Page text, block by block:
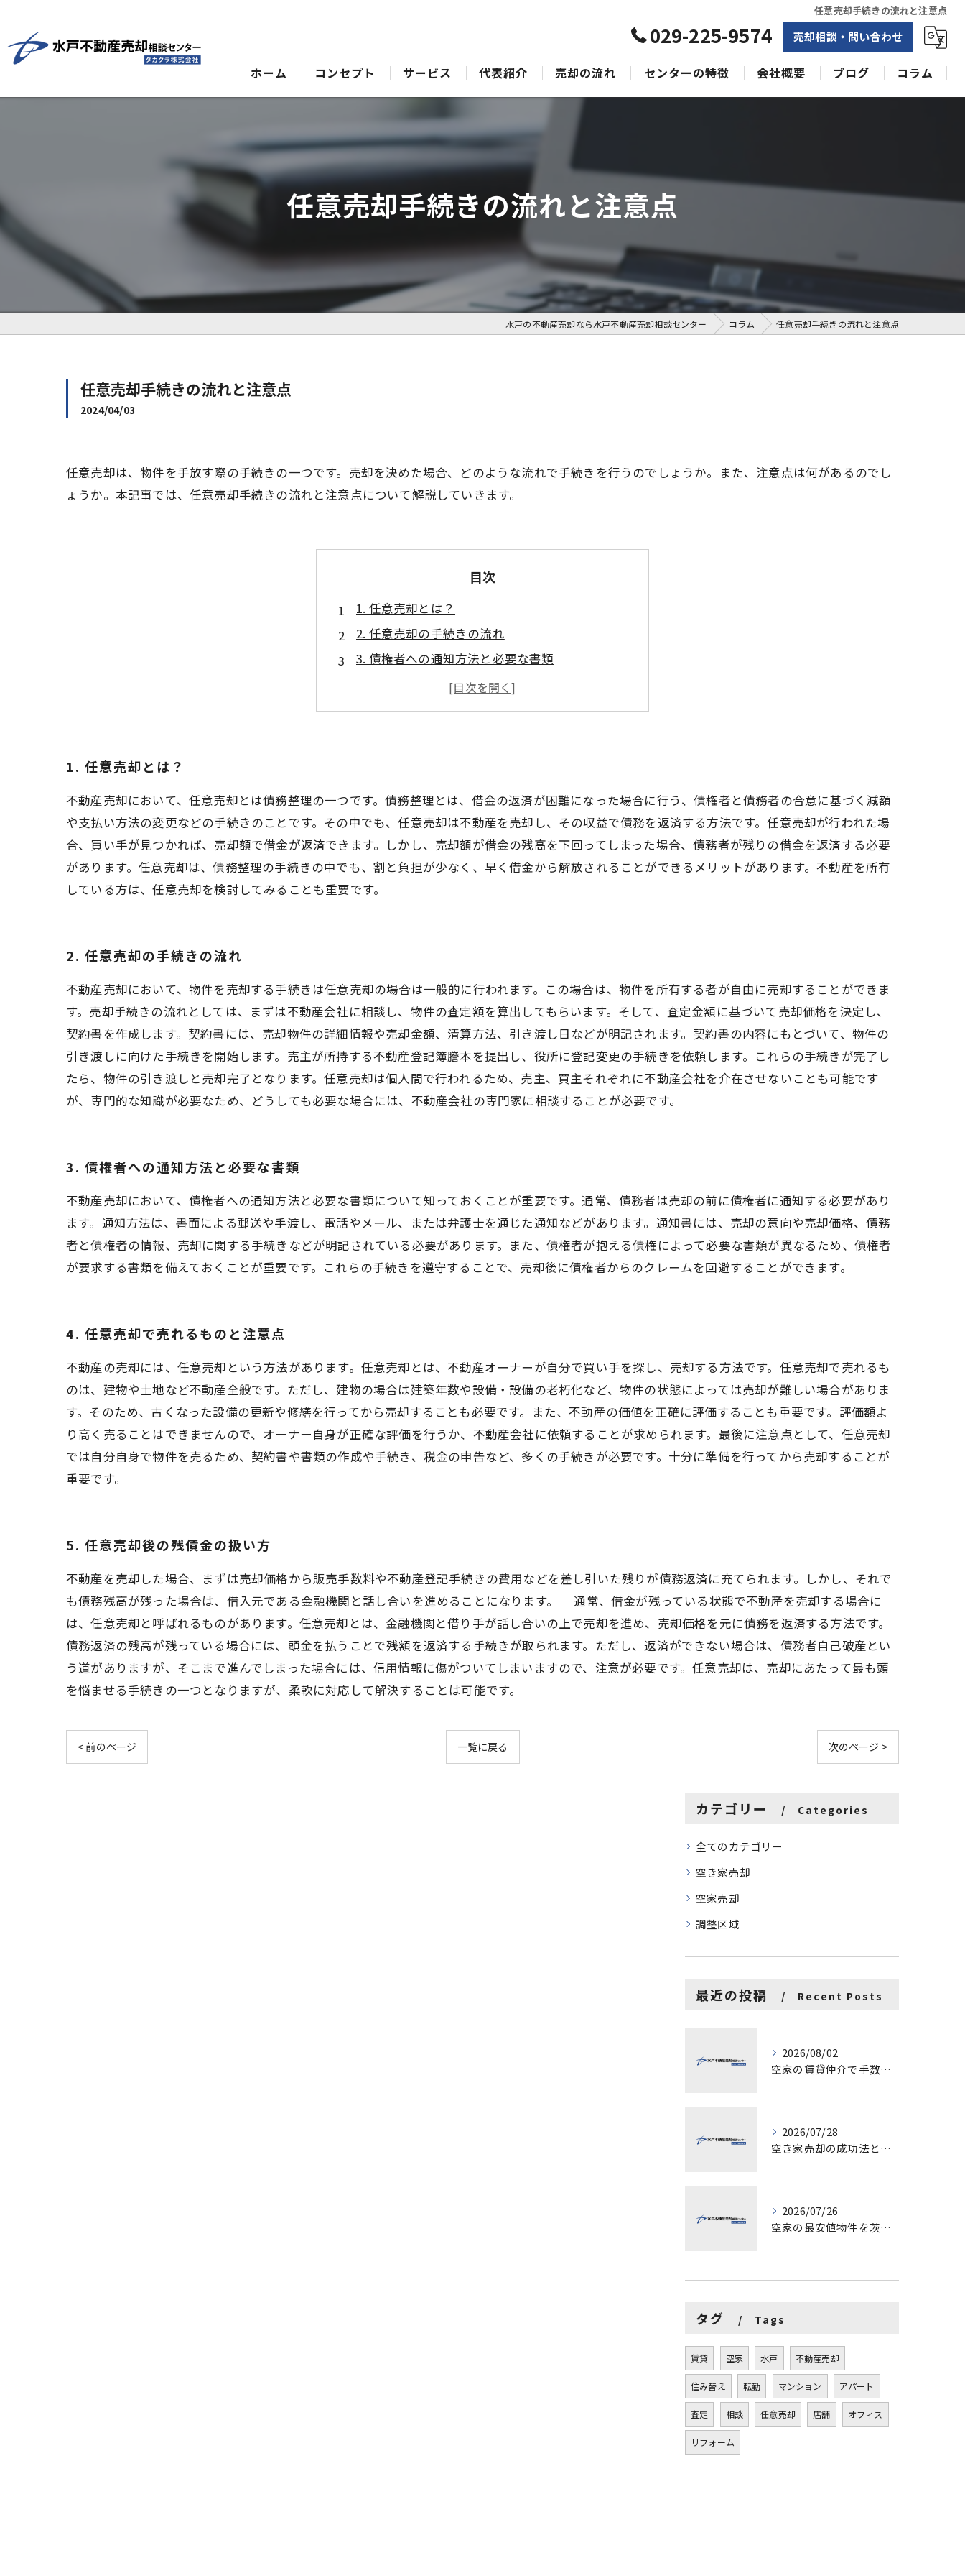
任意売却手続きの流れと注意点
029-225-9574 売却相談・問い合わせ
ホーム コンセプト
水戸の不動産売却･水戸不動産売却相談センターのサポート
水戸の不動産売却･水戸不動産売却相談センターの最適なアドバイス
サービス 代表紹介 売却の流れ センターの特徴
戸建て
収益物件
会社概要 ブログ コラム
任意売却手続きの流れと注意点
水戸の不動産売却なら水戸不動産売却相談センター コラム 任意売却手続きの流れと注意点
任意売却手続きの流れと注意点
2024/04/03
任意売却は、物件を手放す際の手続きの一つです。売却を決めた場合、どのような流れで手続きを行うのでしょうか。また、注意点は何があるのでし
ょうか。本記事では、任意売却手続きの流れと注意点について解説していきます。
目次
1. 任意売却とは？
2. 任意売却の手続きの流れ
3. 債権者への通知方法と必要な書類
4. 任意売却で売れるものと注意点
5. 任意売却後の残債金の扱い方
1. 任意売却とは？
不動産売却において、任意売却とは債務整理の一つです。債務整理とは、借金の返済が困難になった場合に行う、債権者と債務者の合意に基づく減額
や支払い方法の変更などの手続きのことです。その中でも、任意売却は不動産を売却し、その収益で債務を返済する方法です。任意売却が行われた場
合、買い手が見つかれば、売却額で借金が返済できます。しかし、売却額が借金の残高を下回ってしまった場合、債務者が残りの借金を返済する必要
があります。任意売却は、債務整理の手続きの中でも、割と負担が少なく、早く借金から解放されることができるメリットがあります。不動産を所有
している方は、任意売却を検討してみることも重要です。
2. 任意売却の手続きの流れ
不動産売却において、物件を売却する手続きは任意売却の場合は一般的に行われます。この場合は、物件を所有する者が自由に売却することができま
す。売却手続きの流れとしては、まずは不動産会社に相談し、物件の査定額を算出してもらいます。そして、査定金額に基づいて売却価格を決定し、
契約書を作成します。契約書には、売却物件の詳細情報や売却金額、清算方法、引き渡し日などが明記されます。契約書の内容にもとづいて、物件の
引き渡しに向けた手続きを開始します。売主が所持する不動産登記簿謄本を提出し、役所に登記変更の手続きを依頼します。これらの手続きが完了し
たら、物件の引き渡しと売却完了となります。任意売却は個人間で行われるため、売主、買主それぞれに不動産会社を介在させないことも可能です
が、専門的な知識が必要なため、どうしても必要な場合には、不動産会社の専門家に相談することが必要です。
3. 債権者への通知方法と必要な書類
不動産売却において、債権者への通知方法と必要な書類について知っておくことが重要です。通常、債務者は売却の前に債権者に通知する必要があり
ます。通知方法は、書面による郵送や手渡し、電話やメール、または弁護士を通じた通知などがあります。通知書には、売却の意向や売却価格、債務
者と債権者の情報、売却に関する手続きなどが明記されている必要があります。また、債権者が抱える債権によって必要な書類が異なるため、債権者
が要求する書類を備えておくことが重要です。これらの手続きを遵守することで、売却後に債権者からのクレームを回避することができます。
4. 任意売却で売れるものと注意点
不動産の売却には、任意売却という方法があります。任意売却とは、不動産オーナーが自分で買い手を探し、売却する方法です。任意売却で売れるも
のは、建物や土地など不動産全般です。ただし、建物の場合は建築年数や設備・設備の老朽化など、物件の状態によっては売却が難しい場合がありま
す。そのため、古くなった設備の更新や修繕を行ってから売却することも必要です。また、不動産の価値を正確に評価することも重要です。評価額よ
り高く売ることはできませんので、オーナー自身が正確な評価を行うか、不動産会社に依頼することが求められます。最後に注意点として、任意売却
では自分自身で物件を売るため、契約書や書類の作成や手続き、税金の申告など、多くの手続きが必要です。十分に準備を行ってから売却することが
重要です。
5. 任意売却後の残債金の扱い方
不動産を売却した場合、まずは売却価格から販売手数料や不動産登記手続きの費用などを差し引いた残りが債務返済に充てられます。しかし、それで
も債務残高が残った場合は、借入元である金融機関と話し合いを進めることになります。 通常、借金が残っている状態で不動産を売却する場合に
は、任意売却と呼ばれるものがあります。任意売却とは、金融機関と借り手が話し合いの上で売却を進め、売却価格を元に債務を返済する方法です。
債務返済の残高が残っている場合には、頭金を払うことで残額を返済する手続きが取られます。ただし、返済ができない場合は、債務者自己破産とい
う道がありますが、そこまで進んでしまった場合には、信用情報に傷がついてしまいますので、注意が必要です。任意売却は、売却にあたって最も頭
を悩ませる手続きの一つとなりますが、柔軟に対応して解決することは可能です。
< 前のページ 一覧に戻る 次のページ >
カテゴリー Categories
全てのカテゴリー
空き家売却
空家売却
調整区域
最近の投稿 Recent Posts
2026/08/02
空家の賃貸仲介で手数料と上限を徹底解説し200万円物件の注意点も紹介
2026/07/28
空き家売却の成功法と注意点
2026/07/26
空家の最安値物件を茨城県水戸市つくば市で探す方法と賢い売却ポイントを徹底解説
タグ Tags
賃貸 空家 水戸 不動産売却
住み替え 転勤 マンション アパート
査定 相談 任意売却 店舗 オフィス
リフォーム